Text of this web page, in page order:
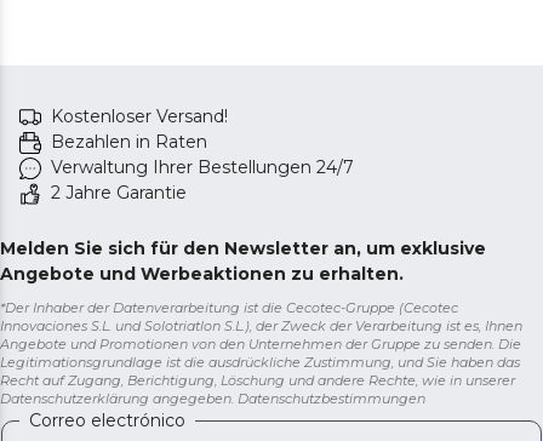
Kostenloser Versand!
Bezahlen in Raten
Verwaltung Ihrer Bestellungen 24/7
2 Jahre Garantie
Melden Sie sich für den Newsletter an, um exklusive
Angebote und Werbeaktionen zu erhalten.
*Der Inhaber der Datenverarbeitung ist die Cecotec-Gruppe (Cecotec
Innovaciones S.L. und Solotriatlon S.L.), der Zweck der Verarbeitung ist es, Ihnen
Angebote und Promotionen von den Unternehmen der Gruppe zu senden. Die
Legitimationsgrundlage ist die ausdrückliche Zustimmung, und Sie haben das
Recht auf Zugang, Berichtigung, Löschung und andere Rechte, wie in unserer
Datenschutzerklärung angegeben. Datenschutzbestimmungen
Correo electrónico